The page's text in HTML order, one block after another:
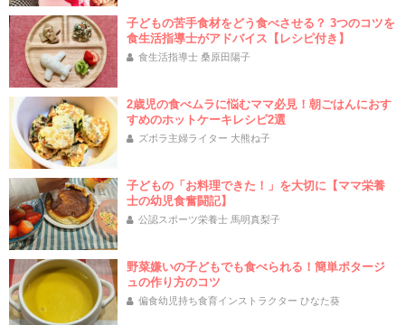
子どもの苦手食材をどう食べさせる？ 3つのコツを
食生活指導士がアドバイス【レシピ付き】
食生活指導士 桑原田陽子
2歳児の食べムラに悩むママ必見！朝ごはんにおす
すめのホットケーキレシピ2選
ズボラ主婦ライター 大熊ね子
子どもの「お料理できた！」を大切に【ママ栄養
士の幼児食奮闘記】
公認スポーツ栄養士 馬明真梨子
野菜嫌いの子どもでも食べられる！簡単ポタージ
ュの作り方のコツ
偏食幼児持ち食育インストラクター ひなた葵